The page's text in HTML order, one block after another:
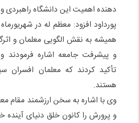
دهنده اهمیت این دانشگاه راهبردی
همیشه به نقش الگویی معلمان و
و پیشرفت جامعه اشاره
تأکید کردند که معلمان افسران
هستند.
وی با اشاره به سخن ارزشمند مقام
و پرورش را کانون خلق دنیای آینده